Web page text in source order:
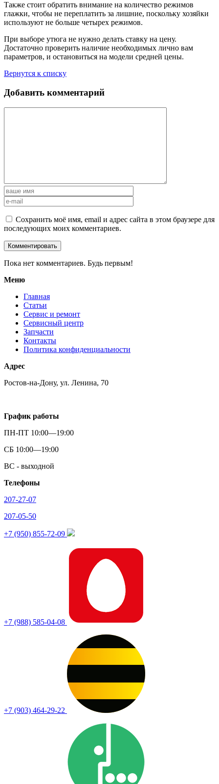
Также стоит обратить внимание на количество режимов
глажки, чтобы не переплатить за лишние, поскольку хозяйки
используют не больше четырех режимов.
При выборе утюга не нужно делать ставку на цену.
Достаточно проверить наличие необходимых лично вам
параметров, и остановиться на модели средней цены.
Вернутся к списку
Добавить комментарий
Сохранить моё имя, email и адрес сайта в этом браузере для
последующих моих комментариев.
Пока нет комментариев. Будь первым!
Меню
Главная
Статьи
Сервис и ремонт
Сервисный центр
Запчасти
Контакты
Политика конфиденциальности
Адрес
Ростов-на-Дону, ул. Ленина, 70
График работы
ПН-ПТ 10:00—19:00
СБ 10:00—19:00
ВС - выходной
Телефоны
207-27-07
207-05-50
+7 (950) 855-72-09
+7 (988) 585-04-08
+7 (903) 464-29-22